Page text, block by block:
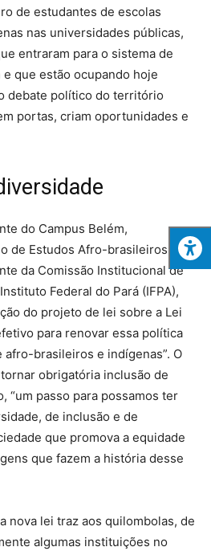
de estudantes de escolas
nas universidades públicas,
entraram para o sistema de
que estão ocupando hoje
debate político do território
portas, criam oportunidades e
do Campus Belém,
de Estudos Afro-brasileiros e
da Comissão Institucional de
Federal do Pará (IFPA),
do projeto de lei sobre a Lei
para renovar essa política
brasileiros e indígenas”. O
obrigatória inclusão de
“um passo para possamos ter
de inclusão e de
que promova a equidade
que fazem a história desse
nova lei traz aos quilombolas, de
algumas instituições no